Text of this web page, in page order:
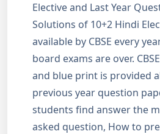
Elective and Last Year
Solutions of 10+2 Hindi
available by CBSE every
board exams are over.
and blue print is provided
previous year question
students find answer the
asked question, How to